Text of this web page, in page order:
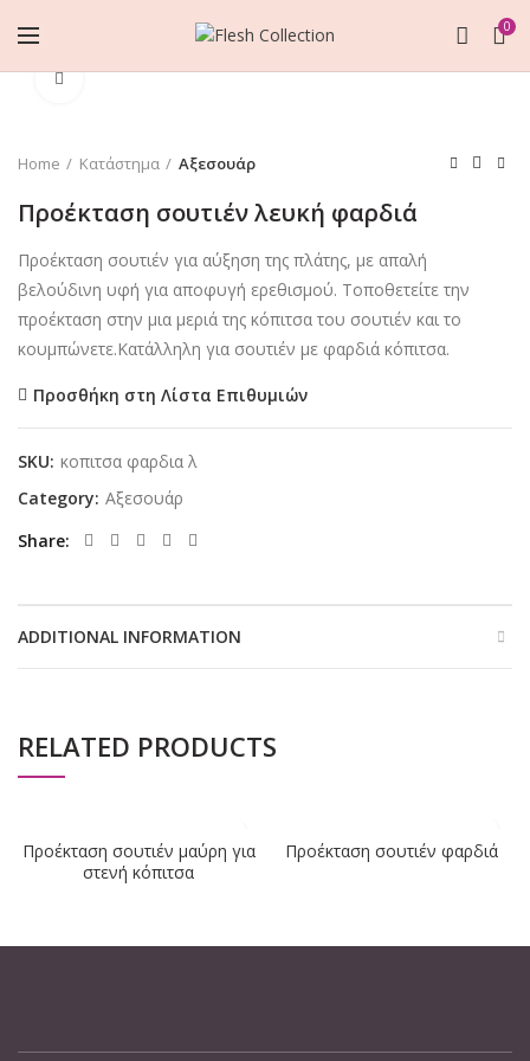
0
Click to enlarge
Home Κατάστημα Αξεσουάρ
Προέκταση σουτιέν λευκή φαρδιά
Προέκταση σουτιέν για αύξηση της πλάτης, με απαλή
βελούδινη υφή για αποφυγή ερεθισμού. Τοποθετείτε την
προέκταση στην μια μεριά της κόπιτσα του σουτιέν και το
κουμπώνετε.Κατάλληλη για σουτιέν με φαρδιά κόπιτσα.
Προσθήκη στη Λίστα Επιθυμιών
SKU: κοπιτσα φαρδια λ
Category: Αξεσουάρ
Share
ADDITIONAL INFORMATION
RELATED PRODUCTS
Προέκταση σουτιέν μαύρη για
στενή κόπιτσα
Προέκταση σουτιέν φαρδιά